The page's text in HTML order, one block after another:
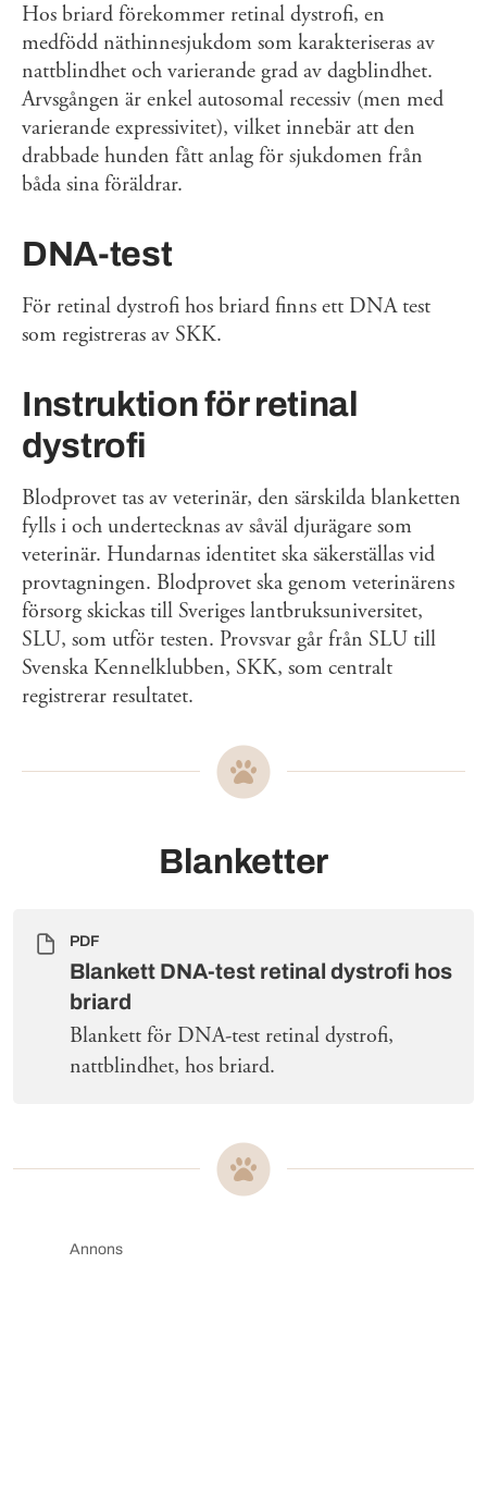
Hos briard förekommer retinal dystrofi, en
medfödd näthinnesjukdom som karakteriseras av
nattblindhet och varierande grad av dagblindhet.
Arvsgången är enkel autosomal recessiv (men med
varierande expressivitet), vilket innebär att den
drabbade hunden fått anlag för sjukdomen från
båda sina föräldrar.
DNA-test
För retinal dystrofi hos briard finns ett DNA test
som registreras av SKK.
Instruktion för retinal
dystrofi
Blodprovet tas av veterinär, den särskilda blanketten
fylls i och undertecknas av såväl djurägare som
veterinär. Hundarnas identitet ska säkerställas vid
provtagningen. Blodprovet ska genom veterinärens
försorg skickas till Sveriges lantbruksuniversitet,
SLU, som utför testen. Provsvar går från SLU till
Svenska Kennelklubben, SKK, som centralt
registrerar resultatet.
Blanketter
PDF
Blankett DNA-test retinal dystrofi hos
briard
Blankett för DNA-test retinal dystrofi,
nattblindhet, hos briard.
Annons